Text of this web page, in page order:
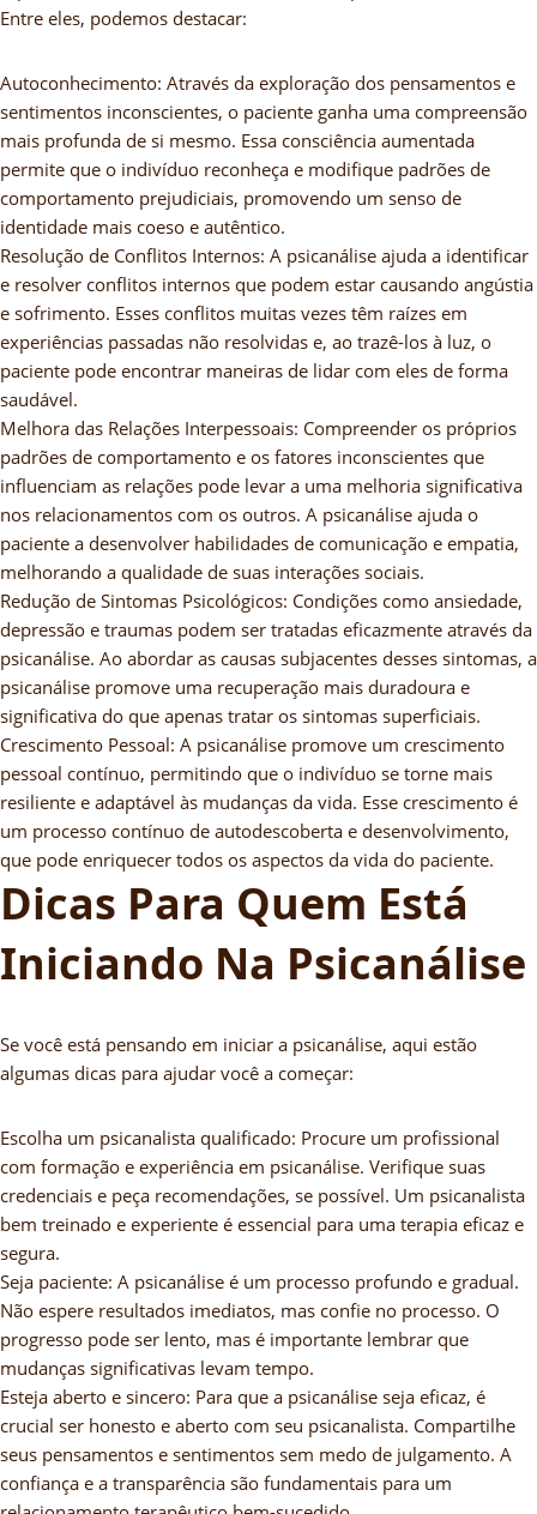
Entre eles, podemos destacar:
Autoconhecimento: Através da exploração dos pensamentos e
sentimentos inconscientes, o paciente ganha uma compreensão
mais profunda de si mesmo. Essa consciência aumentada
permite que o indivíduo reconheça e modifique padrões de
comportamento prejudiciais, promovendo um senso de
identidade mais coeso e autêntico.
Resolução de Conflitos Internos: A psicanálise ajuda a identificar
e resolver conflitos internos que podem estar causando angústia
e sofrimento. Esses conflitos muitas vezes têm raízes em
experiências passadas não resolvidas e, ao trazê-los à luz, o
paciente pode encontrar maneiras de lidar com eles de forma
saudável.
Melhora das Relações Interpessoais: Compreender os próprios
padrões de comportamento e os fatores inconscientes que
influenciam as relações pode levar a uma melhoria significativa
nos relacionamentos com os outros. A psicanálise ajuda o
paciente a desenvolver habilidades de comunicação e empatia,
melhorando a qualidade de suas interações sociais.
Redução de Sintomas Psicológicos: Condições como ansiedade,
depressão e traumas podem ser tratadas eficazmente através da
psicanálise. Ao abordar as causas subjacentes desses sintomas, a
psicanálise promove uma recuperação mais duradoura e
significativa do que apenas tratar os sintomas superficiais.
Crescimento Pessoal: A psicanálise promove um crescimento
pessoal contínuo, permitindo que o indivíduo se torne mais
resiliente e adaptável às mudanças da vida. Esse crescimento é
um processo contínuo de autodescoberta e desenvolvimento,
que pode enriquecer todos os aspectos da vida do paciente.
Dicas Para Quem Está
Iniciando Na Psicanálise
Se você está pensando em iniciar a psicanálise, aqui estão
algumas dicas para ajudar você a começar:
Escolha um psicanalista qualificado: Procure um profissional
com formação e experiência em psicanálise. Verifique suas
credenciais e peça recomendações, se possível. Um psicanalista
bem treinado e experiente é essencial para uma terapia eficaz e
segura.
Seja paciente: A psicanálise é um processo profundo e gradual.
Não espere resultados imediatos, mas confie no processo. O
progresso pode ser lento, mas é importante lembrar que
mudanças significativas levam tempo.
Esteja aberto e sincero: Para que a psicanálise seja eficaz, é
crucial ser honesto e aberto com seu psicanalista. Compartilhe
seus pensamentos e sentimentos sem medo de julgamento. A
confiança e a transparência são fundamentais para um